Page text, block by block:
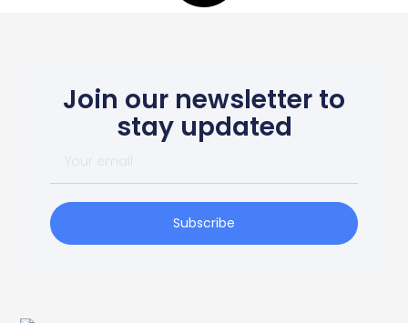
Join our newsletter to
stay updated
Subscribe